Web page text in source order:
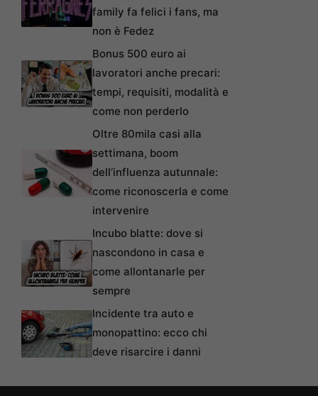
family fa felici i fans, ma
non è Fedez
Bonus 500 euro ai
lavoratori anche precari:
tempi, requisiti, modalità e
come non perderlo
Oltre 80mila casi alla
settimana, boom
dell’influenza autunnale:
come riconoscerla e come
intervenire
Incubo blatte: dove si
nascondono in casa e
come allontanarle per
sempre
Incidente tra auto e
monopattino: ecco chi
deve risarcire i danni